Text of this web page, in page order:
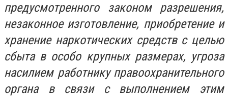
предусмотренного законом разрешения,
незаконное изготовление, приобретение и
хранение наркотических средств с целью
сбыта в особо крупных размерах, угроза
насилием работнику правоохранительного
органа в связи с выполнением этим